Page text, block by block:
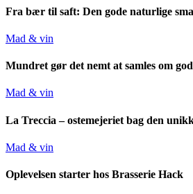
Fra bær til saft: Den gode naturlige
Mad & vin
Mundret gør det nemt at samles om
Mad & vin
La Treccia – ostemejeriet bag den
Mad & vin
Oplevelsen starter hos Brasserie Hack